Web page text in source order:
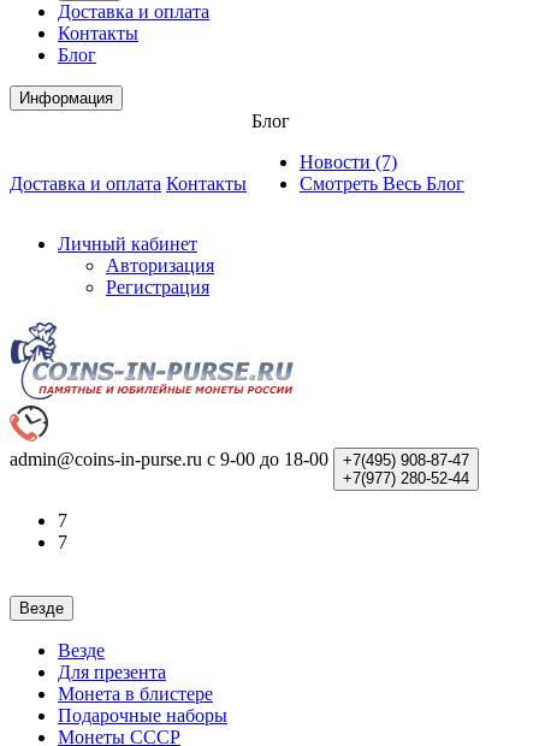
Доставка и оплата
Контакты
Блог
Информация
Доставка и оплата Контакты
Блог
Новости (7)
Смотреть Весь Блог
Личный кабинет
Авторизация
Регистрация
admin@coins-in-purse.ru с 9-00 до 18-00 +7(495) 908-87-47
+7(977) 280-52-44
7
7
Везде
Везде
Для презента
Монета в блистере
Подарочные наборы
Монеты СССР